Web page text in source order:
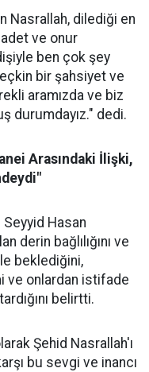
Nasrallah, dilediği en
ve onur
ben çok şey
bir şahsiyet ve
aramızda ve biz
durumdayız." dedi.
Arasındaki İlişki,
Hasan
derin bağlılığını ve
beklediğini,
ve onlardan istifade
belirtti.
Şehid Nasrallah'ı
bu sevgi ve inancı